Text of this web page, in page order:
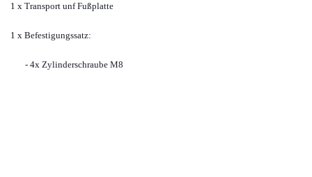
1 x Transport unf Fußplatte
1 x Befestigungssatz:
- 4x Zylinderschraube M8